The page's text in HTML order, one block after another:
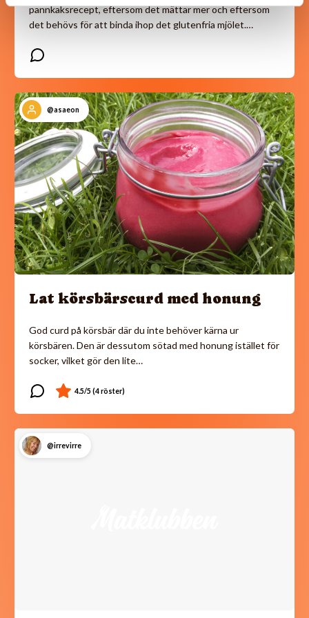
pannkaksrecept, eftersom det mättar mer och eftersom
det behövs för att binda ihop det glutenfria mjölet.…
@asaeon
Lat körsbärscurd med honung
God curd på körsbär där du inte behöver kärna ur
körsbären. Den är dessutom sötad med honung istället för
socker, vilket gör den lite…
@irrevirre